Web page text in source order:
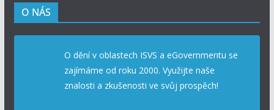
O NÁS
O dění v oblastech ISVS a eGovernmentu se
zajímáme od roku 2000. Využijte naše
znalosti a zkušenosti ve svůj prospěch!